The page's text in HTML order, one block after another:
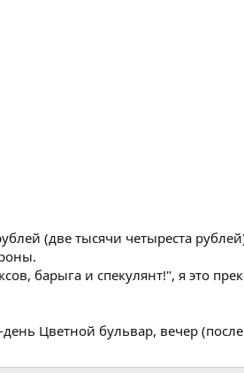
(две тысячи четыреста
барыга и спекулянт!", я это
Цветной бульвар, вечер